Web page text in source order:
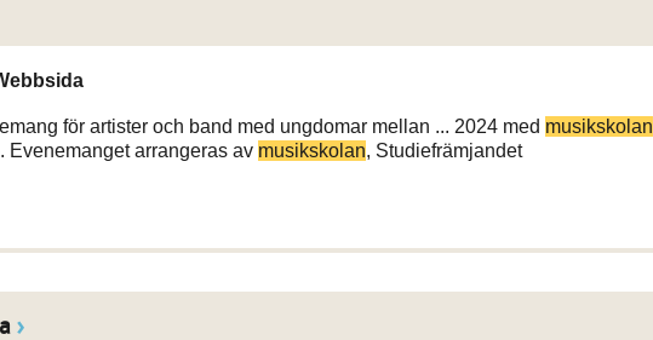
för artister och band med ungdomar mellan ... 2024 med musikskolan
Evenemanget arrangeras av musikskolan, Studiefrämjandet